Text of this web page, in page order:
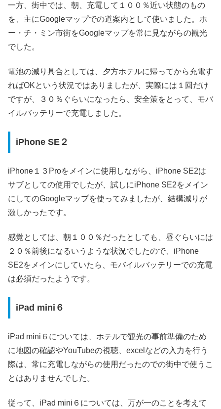
一方、街中では、朝、充電して１００％近い状態のもの
を、主にGoogleマップでの道案内として使いました。ホ
ー・チ・ミン市街をGoogleマップを常に見ながらの観光
でした。
電池の減り具合としては、夕方ホテルに帰ってから充電す
ればOKという状況ではありましたが、実際には１回だけ
ですが、３０％ぐらいになったら、安全策をとって、モバ
イルバッテリーで充電しました。
iPhone SE２
iPhone１３Proをメインに使用しながら、iPhone SE2は
サブとしての使用でしたが、試しにiPhone SE2をメイン
にしてのGoogleマップを使ってみましたが、結構減りが
激しかったです。
感覚としては、朝１００％だったとしても、昼ぐらいには
２０％前後になるいうような状況でしたので、iPhone
SE2をメインにしていたら、モバイルバッテリーでの充電
は必須だったようです。
iPad mini６
iPad mini６については、ホテルで観光の事前準備のため
に地図の確認やYouTubeの視聴、excelなどの入力を行う
際は、常に充電しながらの使用だったのでの街中で使うこ
とはありませんでした。
従って、iPad mini６については、万が一のことを考えて